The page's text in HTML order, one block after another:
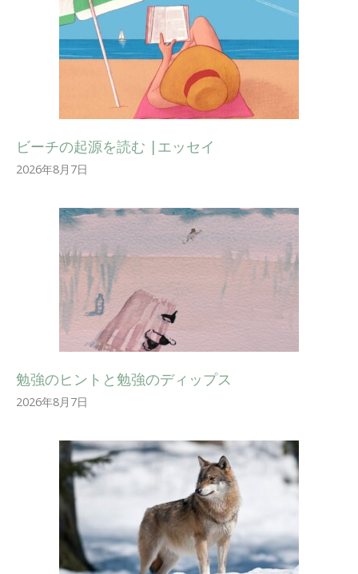
ビーチの起源を読む |エッセイ
2026年8月7日
勉強のヒントと勉強のディップス
2026年8月7日